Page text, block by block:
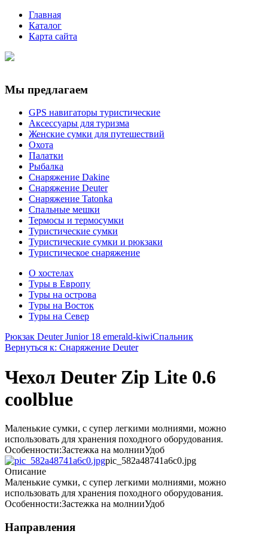
Главная
Каталог
Карта сайта
Мы предлагаем
GPS навигаторы туристические
Аксессуары для туризма
Женские сумки для путешествий
Охота
Палатки
Рыбалка
Снаряжение Dakine
Снаряжение Deuter
Снаряжение Tatonka
Спальные мешки
Термосы и термосумки
Туристические сумки
Туристические сумки и рюкзаки
Туристическое снаряжение
О хостелах
Туры в Европу
Туры на острова
Туры на Восток
Туры на Север
Рюкзак Deuter Junior 18 emerald-kiwiСпальник
Вернуться к: Снаряжение Deuter
Чехол Deuter Zip Lite 0.6
coolblue
Маленькие сумки, с супер легкими молниями, можно
использовать для хранения походного оборудования.
Особенности:Застежка на молнииУдоб
pic_582a48741a6c0.jpg
Описание
Маленькие сумки, с супер легкими молниями, можно
использовать для хранения походного оборудования.
Особенности:Застежка на молнииУдоб
Направления